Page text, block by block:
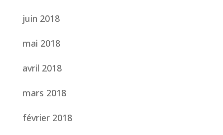
juin 2018
mai 2018
avril 2018
mars 2018
février 2018